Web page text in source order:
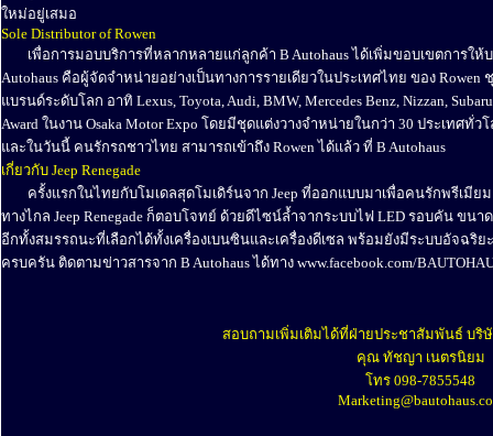
ใหม่อยู่เสมอ
Sole Distributor of Rowen
เพื่อการมอบบริการที่หลากหลายแก่ลูกค้า B Autohaus ได้เพิ่มขอบเขตการใ
Autohaus คือผู้จัดจำหน่ายอย่างเป็นทางการรายเดียวในประเทศไทย ของ
แบรนด์ระดับโลก อาทิ Lexus, Toyota, Audi, BMW, Mercedes Benz, Nizzan,
Award ในงาน Osaka Motor Expo โดยมีชุดแต่งวางจำหน่ายในกว่า 30 ประเทศ
และในวันนี้ คนรักรถชาวไทย สามารถเข้าถึง Rowen ได้แล้ว ที่ B Autohaus
เกี่ยวกับ Jeep Renegade
ครั้งแรกในไทยกับโมเดลสุดโมเดิร์นจาก Jeep ที่ออกแบบมาเพื่อคนรักพรีเมี
ทางไกล Jeep Renegade ก็ตอบโจทย์ ด้วยดีไซน์ล้ำจากระบบไฟ LED รอบคัน ข
อีกทั้งสมรรถนะที่เลือกได้ทั้งเครื่องเบนซินและเครื่องดีเซล พร้อมยังมีระบบอัจฉริ
ครบครัน ติดตามข่าวสารจาก B Autohaus ได้ทาง www.facebook.com/
สอบถามเพิ่มเติมได้ที่ฝ่ายประชาสัมพันธ์ บริ
คุณ ทัชญา เนตรนิยม
โทร 098-7855548